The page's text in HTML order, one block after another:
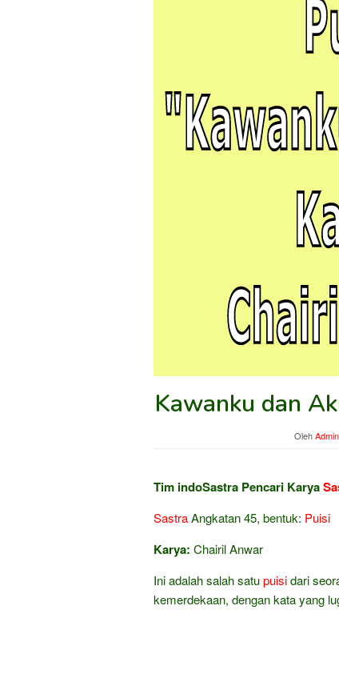
Kawanku dan
Oleh
Tim indoSastra Pencari Karya
SastraAngkatan 45, bentuk: Puisi
Karya: Chairil Anwar
Ini adalah salah satupuisidari
kemerdekaan, dengan kata yang